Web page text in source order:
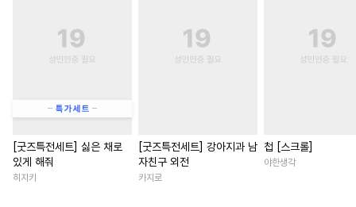
[굿즈특전세트] 싫은 채로
있게 해줘
히지키
[굿즈특전세트] 강아지과 남
자친구 외전
카지로
첩 [스크롤]
야한생각